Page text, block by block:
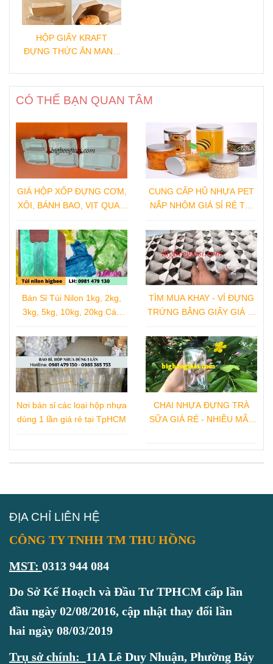
HỘP GIẤY KRAFT
ĐỰNG THỨC ĂN MANG
CÓ THỂ BẠN QUAN TÂM
GIÁ HỘP XỐP ĐỰNG CƠM,
XÔI, BÁNH BAO, VỊT QUAY,
XUẤT
CUNG CẤP HŨ NHỰA PET
NẮP NHÔM GIÁ SỈ RẺ TẠI
Bán Sỉ Túi Nilon 1kg, 2kg,
3kg, 5kg, 10kg, 20kg Các
TÌM MUA KHAY - VỈ ĐỰNG
TRỨNG BẰNG GIẤY GIÁ SỈ
Nơi bán sỉ các loại hộp nhựa
dùng 1 lần giá rẻ tại TpHCM
CHAI NHỰA ĐỰNG TRÀ
SỮA GIÁ RẺ - NHIỀU MẪU
ĐỊA CHỈ LIÊN HỆ
CÔNG TY TNHH TM THU HỒNG
MST: 0313 944 084
Do Sở Kế Hoạch và Đầu Tư TPHCM cấp lần
đầu ngày 02/08/2016, cập nhật thay đổi lần
hai ngày 08/03/2019
Trụ sở chính: 11A Lê Duy Nhuận, Phường Bảy